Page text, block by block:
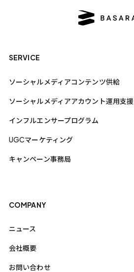
SERVICE
ソーシャルメディアコンテンツ供給
ソーシャルメディアアカウント運用支援
インフルエンサープログラム
UGCマーケティング
キャンペーン事務局
COMPANY
ニュース
会社概要
お問い合わせ